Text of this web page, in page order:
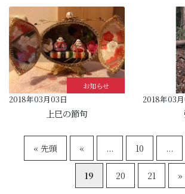
お知らせ
2018年03月03日
上巳の節句
2018年03
« 先頭 « ... 10 ...
19 20 21 »